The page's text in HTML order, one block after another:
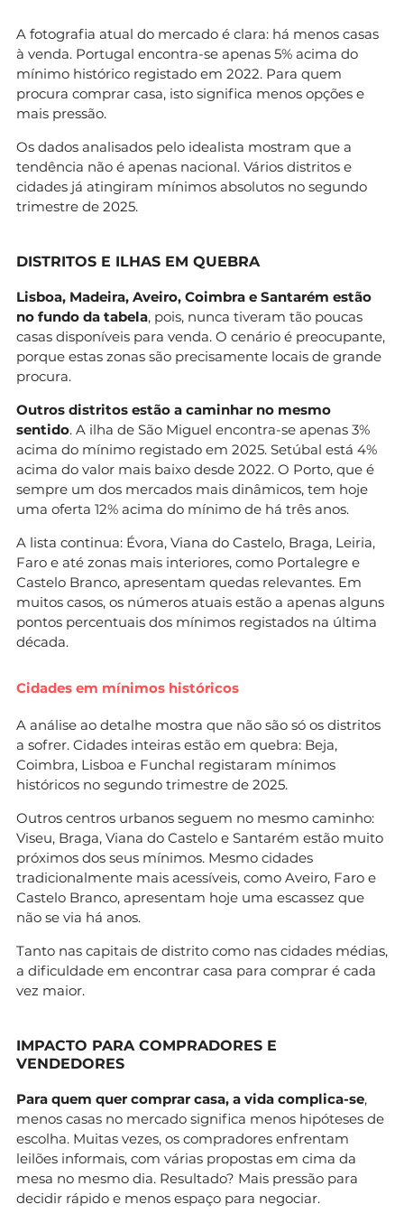
A fotografia atual do mercado é clara: há menos casas
à venda. Portugal encontra-se apenas 5% acima do
mínimo histórico registado em 2022. Para quem
procura comprar casa, isto significa menos opções e
mais pressão.
Os dados analisados pelo idealista mostram que a
tendência não é apenas nacional. Vários distritos e
cidades já atingiram mínimos absolutos no segundo
trimestre de 2025.
DISTRITOS E ILHAS EM QUEBRA
Lisboa, Madeira, Aveiro, Coimbra e Santarém estão
no fundo da tabela, pois, nunca tiveram tão poucas
casas disponíveis para venda. O cenário é preocupante,
porque estas zonas são precisamente locais de grande
procura.
Outros distritos estão a caminhar no mesmo
sentido. A ilha de São Miguel encontra-se apenas 3%
acima do mínimo registado em 2025. Setúbal está 4%
acima do valor mais baixo desde 2022. O Porto, que é
sempre um dos mercados mais dinâmicos, tem hoje
uma oferta 12% acima do mínimo de há três anos.
A lista continua: Évora, Viana do Castelo, Braga, Leiria,
Faro e até zonas mais interiores, como Portalegre e
Castelo Branco, apresentam quedas relevantes. Em
muitos casos, os números atuais estão a apenas alguns
pontos percentuais dos mínimos registados na última
década.
Cidades em mínimos históricos
A análise ao detalhe mostra que não são só os distritos
a sofrer. Cidades inteiras estão em quebra: Beja,
Coimbra, Lisboa e Funchal registaram mínimos
históricos no segundo trimestre de 2025.
Outros centros urbanos seguem no mesmo caminho:
Viseu, Braga, Viana do Castelo e Santarém estão muito
próximos dos seus mínimos. Mesmo cidades
tradicionalmente mais acessíveis, como Aveiro, Faro e
Castelo Branco, apresentam hoje uma escassez que
não se via há anos.
Tanto nas capitais de distrito como nas cidades médias,
a dificuldade em encontrar casa para comprar é cada
vez maior.
IMPACTO PARA COMPRADORES E
VENDEDORES
Para quem quer comprar casa, a vida complica-se,
menos casas no mercado significa menos hipóteses de
escolha. Muitas vezes, os compradores enfrentam
leilões informais, com várias propostas em cima da
mesa no mesmo dia. Resultado? Mais pressão para
decidir rápido e menos espaço para negociar.